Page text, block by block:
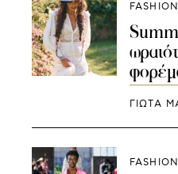
FASHION
ΓΙΩΤΑ
FASHION